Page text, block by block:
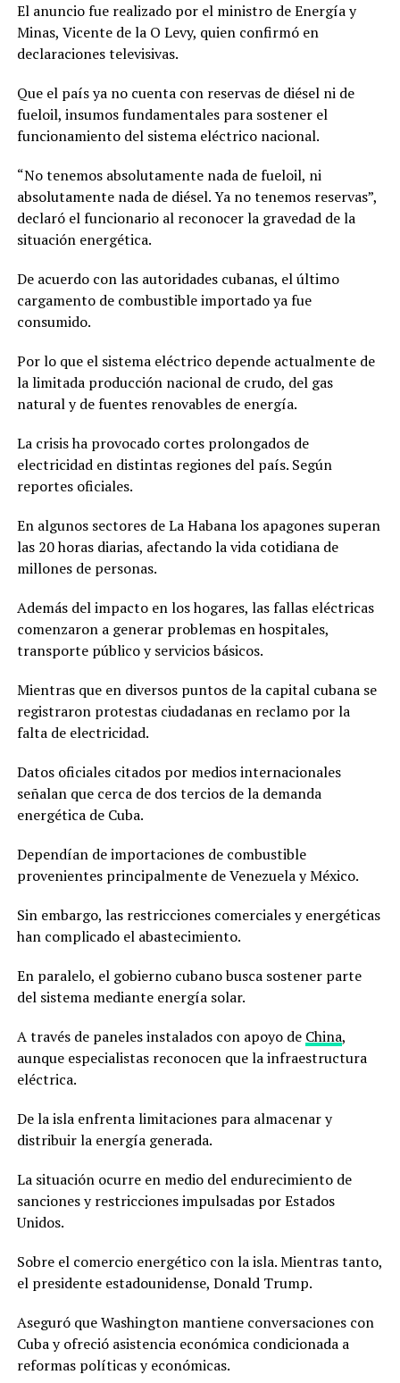
El anuncio fue realizado por el ministro de Energía y
Minas, Vicente de la O Levy, quien confirmó en
declaraciones televisivas.
Que el país ya no cuenta con reservas de diésel ni de
fueloil, insumos fundamentales para sostener el
funcionamiento del sistema eléctrico nacional.
“No tenemos absolutamente nada de fueloil, ni
absolutamente nada de diésel. Ya no tenemos reservas”,
declaró el funcionario al reconocer la gravedad de la
situación energética.
De acuerdo con las autoridades cubanas, el último
cargamento de combustible importado ya fue
consumido.
Por lo que el sistema eléctrico depende actualmente de
la limitada producción nacional de crudo, del gas
natural y de fuentes renovables de energía.
La crisis ha provocado cortes prolongados de
electricidad en distintas regiones del país. Según
reportes oficiales.
En algunos sectores de La Habana los apagones superan
las 20 horas diarias, afectando la vida cotidiana de
millones de personas.
Además del impacto en los hogares, las fallas eléctricas
comenzaron a generar problemas en hospitales,
transporte público y servicios básicos.
Mientras que en diversos puntos de la capital cubana se
registraron protestas ciudadanas en reclamo por la
falta de electricidad.
Datos oficiales citados por medios internacionales
señalan que cerca de dos tercios de la demanda
energética de Cuba.
Dependían de importaciones de combustible
provenientes principalmente de Venezuela y México.
Sin embargo, las restricciones comerciales y energéticas
han complicado el abastecimiento.
En paralelo, el gobierno cubano busca sostener parte
del sistema mediante energía solar.
A través de paneles instalados con apoyo de China,
aunque especialistas reconocen que la infraestructura
eléctrica.
De la isla enfrenta limitaciones para almacenar y
distribuir la energía generada.
La situación ocurre en medio del endurecimiento de
sanciones y restricciones impulsadas por Estados
Unidos.
Sobre el comercio energético con la isla. Mientras tanto,
el presidente estadounidense, Donald Trump.
Aseguró que Washington mantiene conversaciones con
Cuba y ofreció asistencia económica condicionada a
reformas políticas y económicas.